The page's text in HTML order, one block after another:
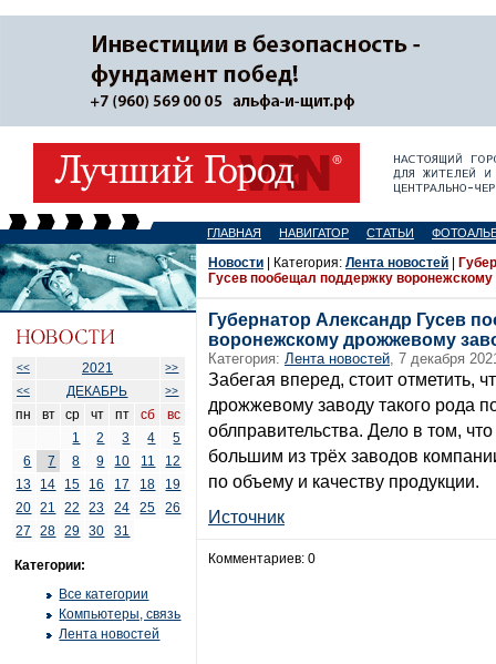
ГЛАВНАЯ НАВИГАТОР СТАТЬИ
<< 2021
>>
<<
ДЕКАБРЬ >>
пн вт ср чт пт сб
вс
1
2 3 4
5
6
7 8 9 10 11
12
13
14 15 16 17 18
19
20
21 22 23 24 25
26
27
28 29 30 31
Категории:
Все категории
Компьютеры, связь
Лента новостей
Новости | Категория: Лента новостей
Гусев пообещал поддержку
Губернатор Александр Гусев
воронежскому дрожжевому
Категория: Лента новостей, 7 декабря
Забегая вперед, стоит отметить,
дрожжевому заводу такого рода
облправительства. Дело в том,
большим из трёх заводов
по объему и качеству продукции.
Источник
Комментариев: 0